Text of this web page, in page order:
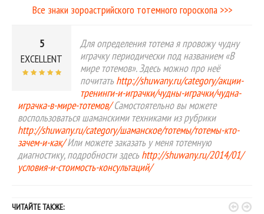
Все знаки зороастрийского тотемного гороскопа >>>
5
EXCELLENT
Для определения тотема я провожу чудну
играчку периодически под названием «В
мире тотемов». Здесь можно про неё
почитать http://shuwany.ru/category/акции-
тренинги-и-играчки/чудны-играчки/чудна-
играчка-в-мире-тотемов/Самостоятельно вы можете
воспользоваться шаманскими техниками из рубрики
http://shuwany.ru/category/шаманское/тотемы/тотемы-кто-
зачем-и-как/Или можете заказать у меня тотемную
диагностику, подробности здесь http://shuwany.ru/2014/01/
условия-и-стоимость-консультаций/
ЧИТАЙТЕ ТАКЖЕ:  